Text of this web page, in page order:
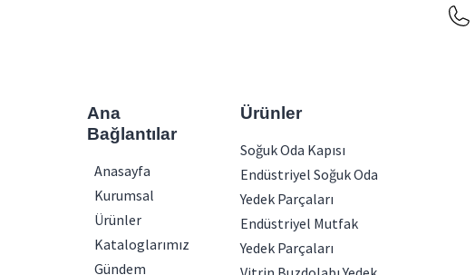
Ana
Bağlantılar
Anasayfa
Kurumsal
Ürünler
Kataloglarımız
Gündem
Ürünler
Soğuk Oda Kapısı
Endüstriyel Soğuk Oda
Yedek Parçaları
Endüstriyel Mutfak
Yedek Parçaları